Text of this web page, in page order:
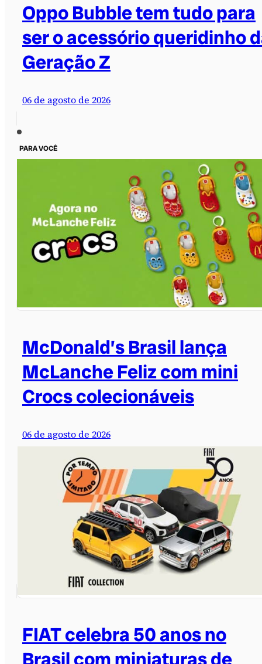
Oppo Bubble tem tudo para
ser o acessório queridinho
Geração Z
06 de agosto de 2026
PARA VOCÊ
McDonald’s Brasil lança
McLanche Feliz com mini
Crocs colecionáveis
06 de agosto de 2026
FIAT celebra 50 anos no